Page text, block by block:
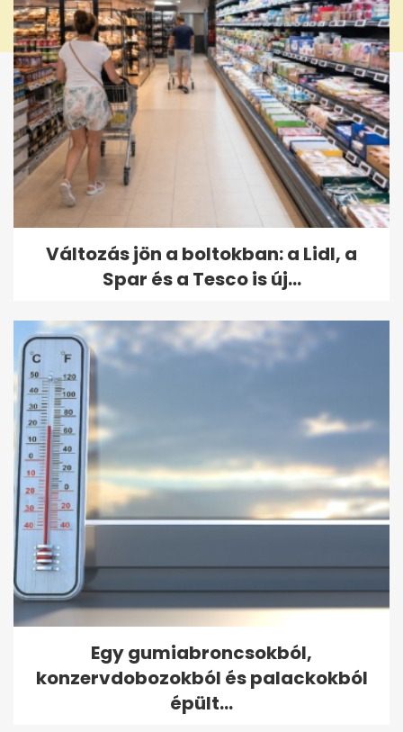
Változás jön a boltokban: a Lidl, a
Spar és a Tesco is új...
Egy gumiabroncsokból,
konzervdobozokból és palackokból
épült...